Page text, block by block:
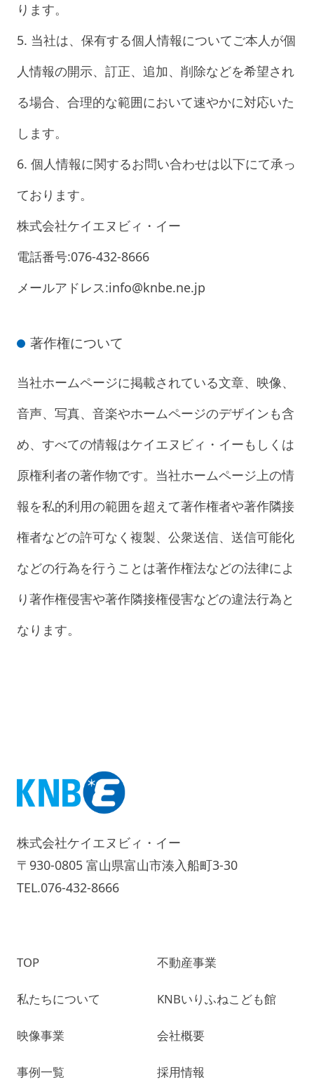
ります。
5. 当社は、保有する個人情報についてご本人が個
人情報の開示、訂正、追加、削除などを希望され
る場合、合理的な範囲において速やかに対応いた
します。
6. 個人情報に関するお問い合わせは以下にて承っ
ております。
株式会社ケイエヌビィ・イー
電話番号:076-432-8666
メールアドレス:info@knbe.ne.jp
著作権について
当社ホームページに掲載されている文章、映像、
音声、写真、音楽やホームページのデザインも含
め、すべての情報はケイエヌビィ・イーもしくは
原権利者の著作物です。当社ホームページ上の情
報を私的利用の範囲を超えて著作権者や著作隣接
権者などの許可なく複製、公衆送信、送信可能化
などの行為を行うことは著作権法などの法律によ
り著作権侵害や著作隣接権侵害などの違法行為と
なります。
株式会社ケイエヌビィ・イー
〒930-0805 富山県富山市湊入船町3-30
TEL.076-432-8666
TOP
私たちについて
映像事業
事例一覧
不動産事業
KNBいりふねこども館
会社概要
採用情報